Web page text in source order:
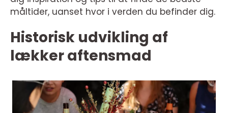
måltider, uanset hvor i verden du befinder dig.
Historisk udvikling af
lækker aftensmad